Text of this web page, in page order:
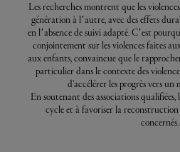
Les recherches montrent que les
génération à l’autre, avec des effets
en l’absence de suivi adapté. C’est
conjointement sur les violences faites
aux enfants, convaincue que le
particulier dans le contexte des
d'accélérer les progrès vers un
En soutenant des associations
cycle et à favoriser la reconstruction
concernés.